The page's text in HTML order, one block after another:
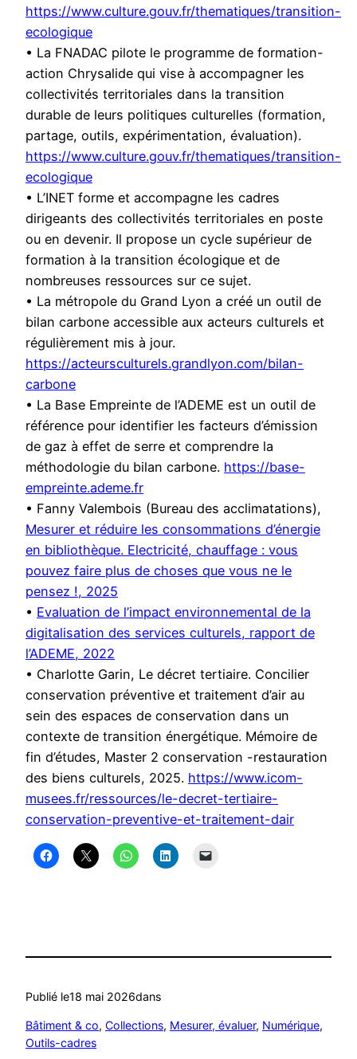
https://www.culture.gouv.fr/thematiques/transition-
ecologique
• La FNADAC pilote le programme de formation-
action Chrysalide qui vise à accompagner les
collectivités territoriales dans la transition
durable de leurs politiques culturelles (formation,
partage, outils, expérimentation, évaluation).
https://www.culture.gouv.fr/thematiques/transition-
ecologique
• L’INET forme et accompagne les cadres
dirigeants des collectivités territoriales en poste
ou en devenir. Il propose un cycle supérieur de
formation à la transition écologique et de
nombreuses ressources sur ce sujet.
• La métropole du Grand Lyon a créé un outil de
bilan carbone accessible aux acteurs culturels et
régulièrement mis à jour.
https://acteursculturels.grandlyon.com/bilan-
carbone
• La Base Empreinte de l’ADEME est un outil de
référence pour identifier les facteurs d’émission
de gaz à effet de serre et comprendre la
méthodologie du bilan carbone. https://base-
empreinte.ademe.fr
• Fanny Valembois (Bureau des acclimatations),
Mesurer et réduire les consommations d’énergie
en bibliothèque. Electricité, chauffage : vous
pouvez faire plus de choses que vous ne le
pensez !, 2025
• Evaluation de l’impact environnemental de la
digitalisation des services culturels, rapport de
l’ADEME, 2022
• Charlotte Garin, Le décret tertiaire. Concilier
conservation préventive et traitement d’air au
sein des espaces de conservation dans un
contexte de transition énergétique. Mémoire de
fin d’études, Master 2 conservation -restauration
des biens culturels, 2025. https://www.icom-
musees.fr/ressources/le-decret-tertiaire-
conservation-preventive-et-traitement-dair
Publié le18 mai 2026dans
Bâtiment & co, Collections, Mesurer, évaluer, Numérique
Outils-cadres